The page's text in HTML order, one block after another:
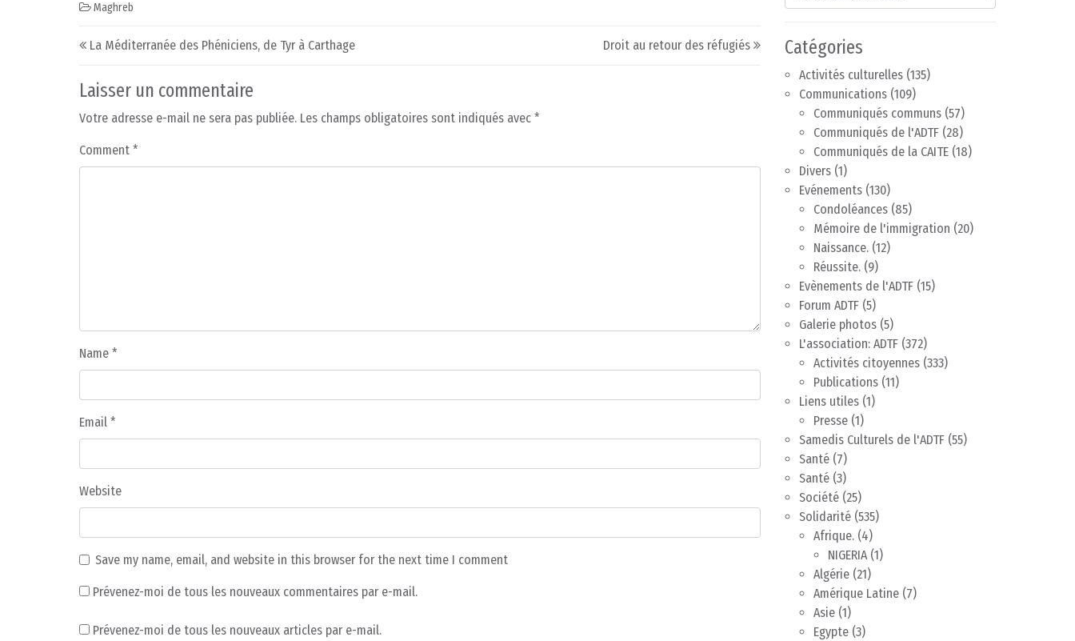
Maghreb
Post navigation
La Méditerranée des Phéniciens, de Tyr à Carthage Droit au retour des réfugiés
Laisser un commentaire
Votre adresse e-mail ne sera pas publiée. Les champs obligatoires sont indiqués avec *
Comment *
Name *
Email *
Website
Save my name, email, and website in this browser for the next time I comment
Prévenez-moi de tous les nouveaux commentaires par e-mail.
Prévenez-moi de tous les nouveaux articles par e-mail.
Catégories
Activités culturelles (135)
Communications (109)
Communiqués communs (57)
Communiqués de l'ADTF (28)
Communiqués de la CAITE (18)
Divers (1)
Evénements (130)
Condoléances (85)
Mémoire de l'immigration (20)
Naissance. (12)
Réussite. (9)
Evènements de l'ADTF (15)
Forum ADTF (5)
Galerie photos (5)
L'association: ADTF (372)
Activités citoyennes (333)
Publications (11)
Liens utiles (1)
Presse (1)
Samedis Culturels de l'ADTF (55)
Santé (7)
Santé (3)
Société (25)
Solidarité (535)
Afrique. (4)
NIGERIA(1)
Algérie (21)
Amérique Latine (7)
Asie (1)
Egypte (3)